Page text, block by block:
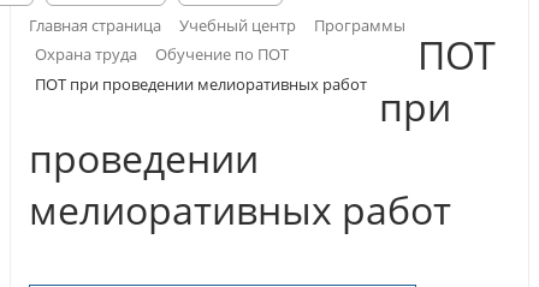
Главная страница Учебный центр
Программы
Охрана труда
Обучение по ПОТ
ПОТ при проведении мелиоративных работ
ПОТ
при
проведении
мелиоративных работ